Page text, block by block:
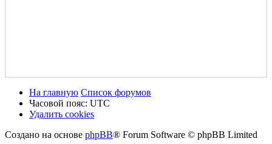
На главную Список форумов
Часовой пояс: UTC
Удалить cookies
Создано на основе phpBB® Forum Software © phpBB Limited